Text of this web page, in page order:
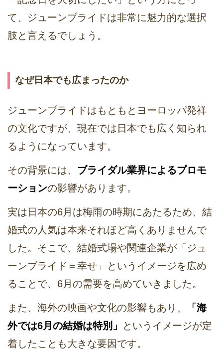
て、ジューンブライドは非常に魅力的な選択
肢と言えるでしょう。
なぜ日本でも広まったのか
ジューンブライドはもともとヨーロッパ発祥
の文化ですが、現在では日本でも広く知られ
るようになっています。
その背景には、 ブライダル業界によるプロモ
ーションの影響があります。
実は日本の6月は梅雨の時期にあたるため、結
婚式の人気は本来それほど高くありませんで
した。そこで、結婚式場や関連企業が「ジュ
ーンブライド＝幸せ」というイメージを広め
ることで、6月の需要を高めていきました。
また、海外の映画や文化の影響もあり、
「海
外では6月の結婚は特別」
というイメージが定
着したことも大きな要因です。